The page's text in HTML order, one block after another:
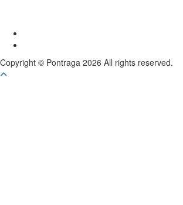
Copyright © Pontraga 2026 All rights reserved.